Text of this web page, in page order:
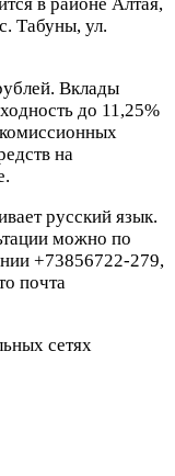
Табуны, ул.
Вклады
до 11,25%
на
русский язык.
можно по
+73856722-279,
почта
сетях